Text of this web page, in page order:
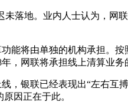
地。业内人士认为，网
将由单独的机构承担。按
，网联将承担线上清算业务
银联已经表现出“左右互搏
因正在于此。